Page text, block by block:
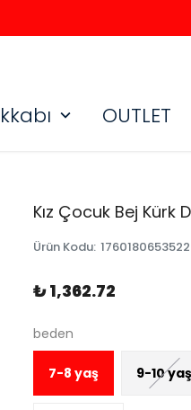
OUTLET
Kız Çocuk Bej Kürk
Ürün Kodu: 1760180653522
₺ 1,362.72
beden
7-8 yaş 9-10 yaş